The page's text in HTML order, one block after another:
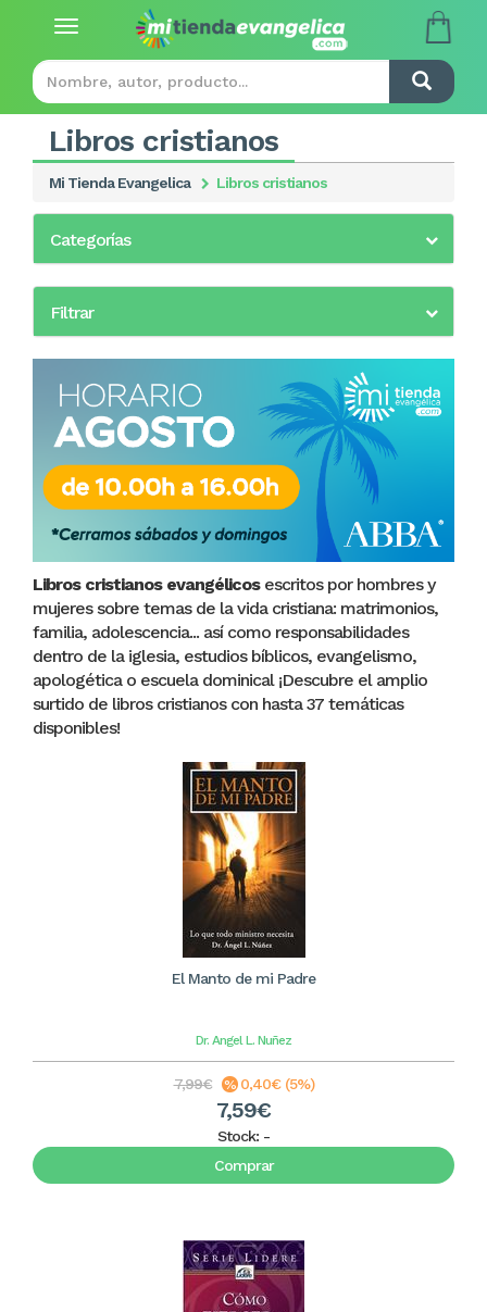
Toggle
Libros cristianos
Mi Tienda Evangelica Libros cristianos
Categorías
Filtrar
Libros cristianos evangélicosescritos por hombres y
mujeres sobre temas de la vida cristiana: matrimonios,
familia, adolescencia... así como responsabilidades
dentro de la iglesia, estudios bíblicos, evangelismo,
apologética o escuela dominical ¡Descubre el amplio
surtido de libros cristianos con hasta 37 temáticas
disponibles!
El Manto de mi Padre
Dr. Angel L. Nuñez
7,99€ 0,40€ (5%)
7,59€
Stock: -
Comprar